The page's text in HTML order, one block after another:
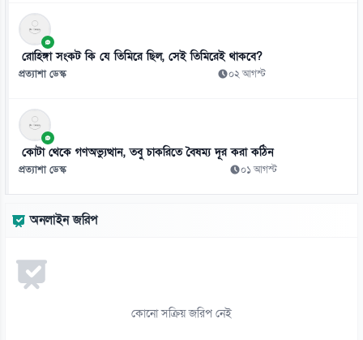
১১
বাংলাদেশে হামের সাম্প্রতিক ভয়াবহ বিস্তার এখন শুধু একটি সংক্রামক রোগের
সংকট
১২
জুলাই মাসে সড়ক দুর্ঘটনায় ৪১৬ মৃত্যু
০৬ আগস্ট
ফেসবুক মন্তব্যের জেরে সরকারি কর্মচারী স্ট্যান্ড রিলিজ
১৪
রোহিঙ্গা সংকট কি যে তিমিরে ছিল, সেই তিমিরেই থাকবে?
প্রত্যাশা ডেস্ক ০২ আগস্ট
কোটা থেকে গণঅভ্যুত্থান, তবু চাকরিতে বৈষম্য দূর করা কঠিন
প্রত্যাশা ডেস্ক ০১ আগস্ট
অনলাইন জরিপ
কোনো সক্রিয় জরিপ নেই